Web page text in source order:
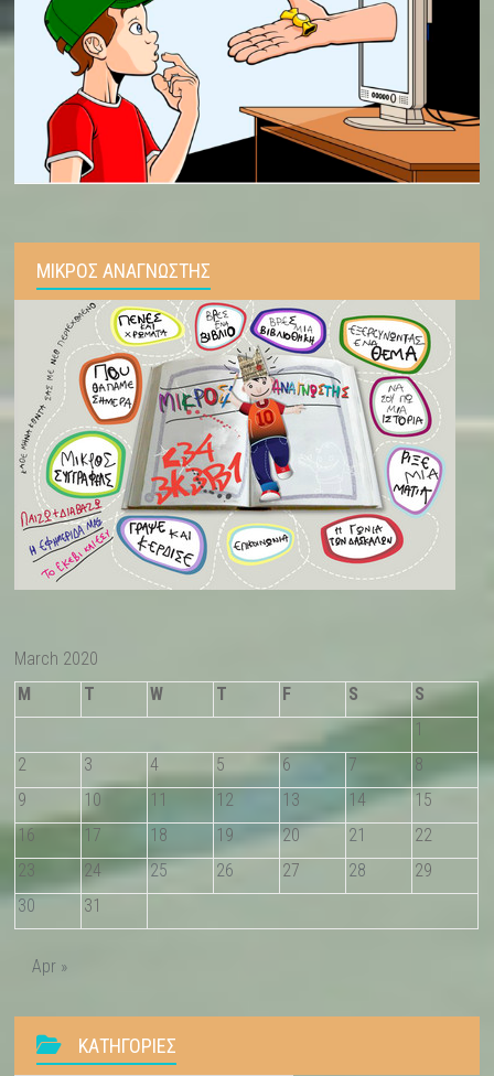
ΜΙΚΡΟΣ ΑΝΑΓΝΩΣΤΗΣ
March 2020
M
T W T F S
S
1
2
3 4 5 6 7
8
9
10 11 12 13 14
15
16
17 18 19 20 21
22
23
24 25 26 27 28
29
30
31
Apr »
KΑΤΗΓΟΡΊΕΣ